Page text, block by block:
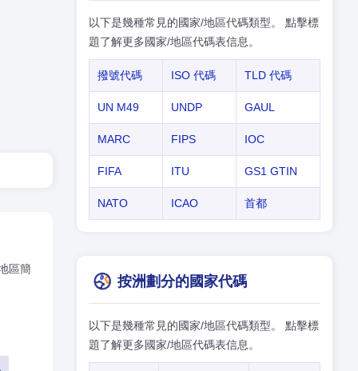
區簡
以下是幾種常見的國家/地區代碼類型。 點擊標
題了解更多國家/地區代碼表信息。
撥號代碼 ISO 代碼 TLD 代碼
UN M49 UNDP GAUL
MARC FIPS IOC
FIFA ITU GS1 GTIN
NATO ICAO 首都
按洲劃分的國家代碼
以下是幾種常見的國家/地區代碼類型。 點擊標
題了解更多國家/地區代碼表信息。